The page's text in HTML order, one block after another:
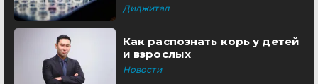
Диджитал
Как распознать корь у детей
и взрослых
Новости